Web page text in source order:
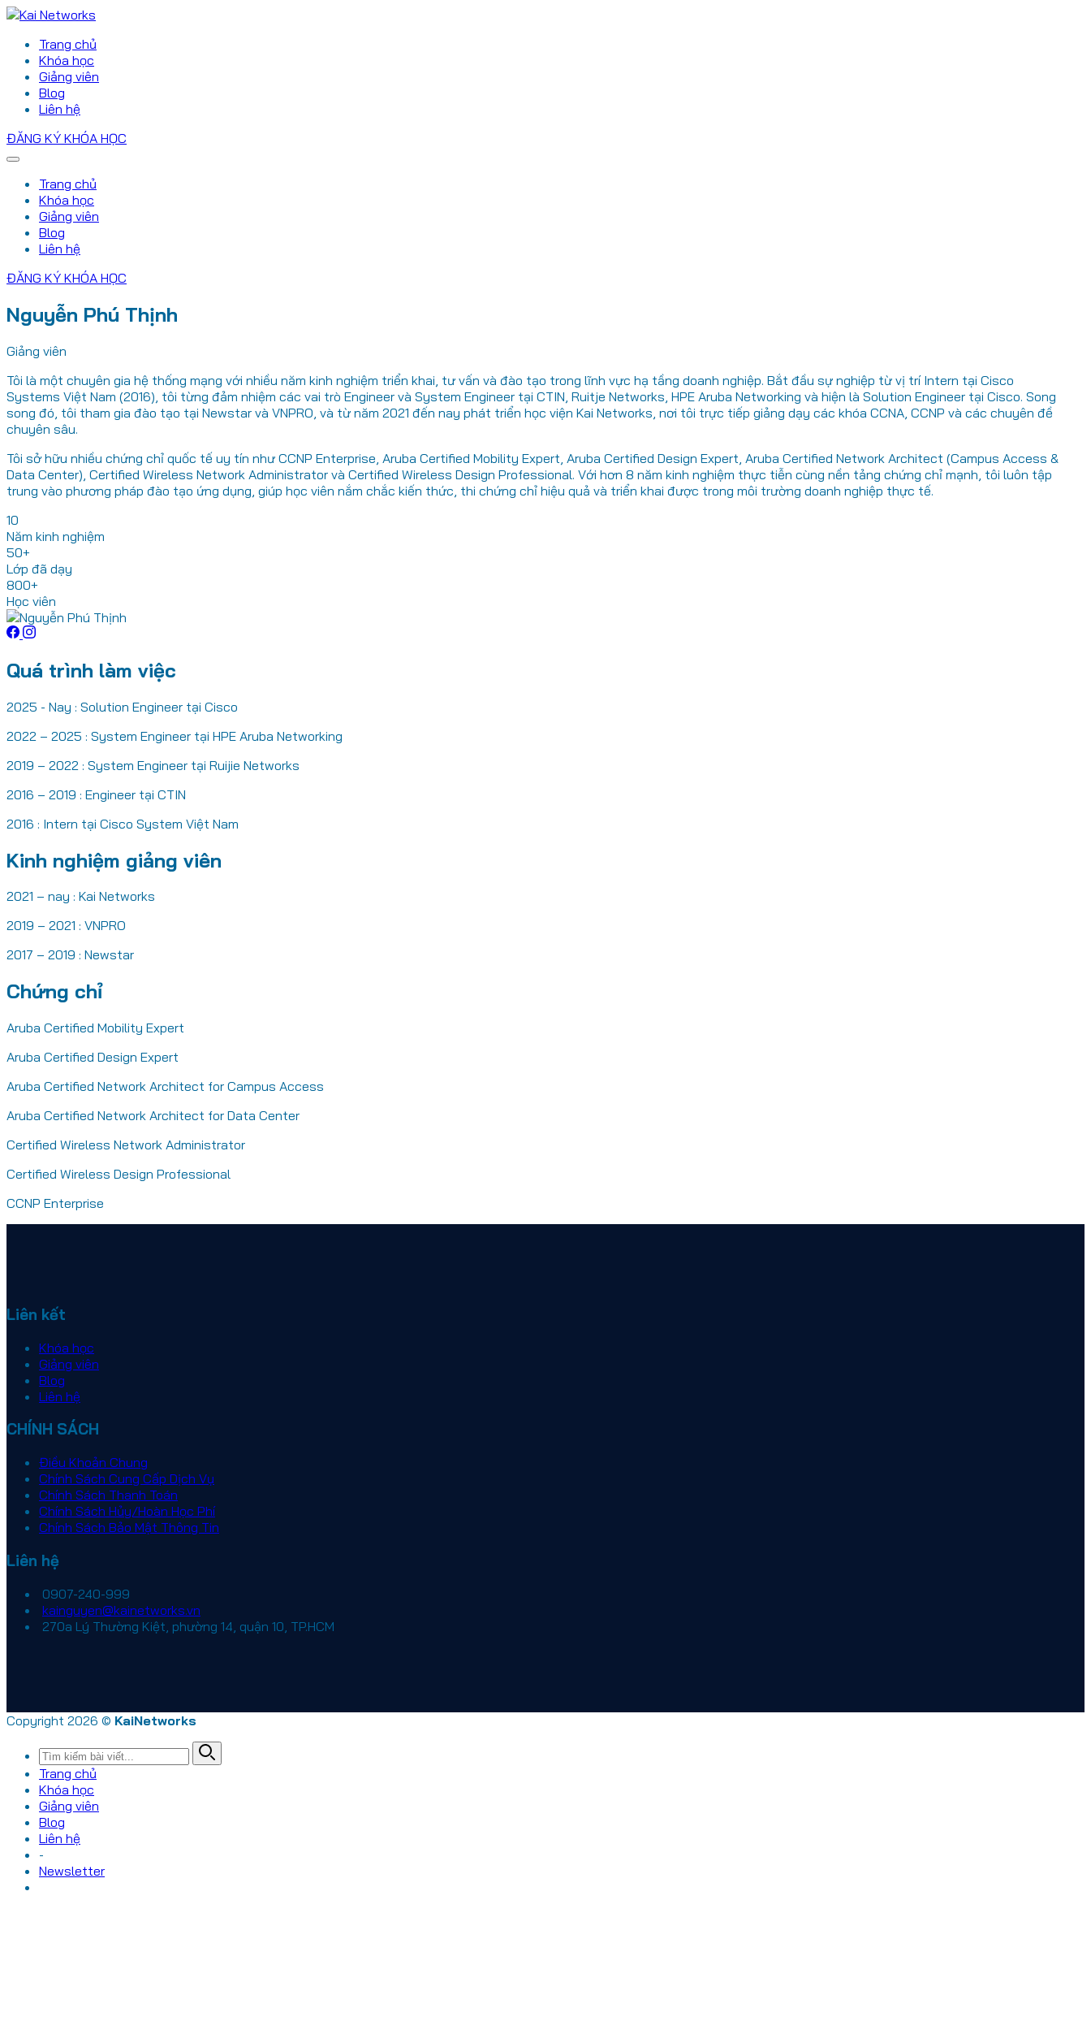
Bỏ
dung
Trang chủ
Khóa học
Giảng viên
Blog
Liên hệ
ĐĂNG KÝ KHÓA HỌC
Trang chủ
Khóa học
Giảng viên
Blog
Liên hệ
ĐĂNG KÝ KHÓA HỌC
Nguyễn Phú Thịnh
Giảng viên
Tôi là một chuyên gia hệ thống mạng với nhiều năm kinh nghiệm triển khai, tư vấn và đào tạo trong lĩnh vực hạ tầng doanh nghiệp. Bắt đầu sự nghiệp từ vị trí Intern tại Cisco
Systems Việt Nam (2016), tôi từng đảm nhiệm các vai trò Engineer và System Engineer tại CTIN, Ruitje Networks, HPE Aruba Networking và hiện là Solution Engineer tại Cisco. Song
song đó, tôi tham gia đào tạo tại Newstar và VNPRO, và từ năm 2021 đến nay phát triển học viện Kai Networks, nơi tôi trực tiếp giảng dạy các khóa CCNA, CCNP và các chuyên đề
chuyên sâu.
Tôi sở hữu nhiều chứng chỉ quốc tế uy tín như CCNP Enterprise, Aruba Certified Mobility Expert, Aruba Certified Design Expert, Aruba Certified Network Architect (Campus Access &
Data Center), Certified Wireless Network Administrator và Certified Wireless Design Professional. Với hơn 8 năm kinh nghiệm thực tiễn cùng nền tảng chứng chỉ mạnh, tôi luôn tập
trung vào phương pháp đào tạo ứng dụng, giúp học viên nắm chắc kiến thức, thi chứng chỉ hiệu quả và triển khai được trong môi trường doanh nghiệp thực tế.
10
Năm kinh nghiệm
50+
Lớp đã dạy
800+
Học viên
Quá trình làm việc
2025 - Nay : Solution Engineer tại Cisco
2022 – 2025 : System Engineer tại HPE Aruba Networking
2019 – 2022 : System Engineer tại Ruijie Networks
2016 – 2019 : Engineer tại CTIN
2016 : Intern tại Cisco System Việt Nam
Kinh nghiệm giảng viên
2021 – nay : Kai Networks
2019 – 2021 : VNPRO
2017 – 2019 : Newstar
Chứng chỉ
Aruba Certified Mobility Expert
Aruba Certified Design Expert
Aruba Certified Network Architect for Campus Access
Aruba Certified Network Architect for Data Center
Certified Wireless Network Administrator
Certified Wireless Design Professional
CCNP Enterprise
Liên kết
Khóa học
Giảng viên
Blog
Liên hệ
CHÍNH SÁCH
Điều Khoản Chung
Chính Sách Cung Cấp Dịch Vụ
Chính Sách Thanh Toán
Chính Sách Hủy/Hoàn Học Phí
Chính Sách Bảo Mật Thông Tin
Liên hệ
0907-240-999
kainguyen@kainetworks.vn
270a Lý Thường Kiệt, phường 14, quận 10, TP.HCM
Copyright 2026 © KaiNetworks
Trang chủ
Khóa học
Giảng viên
Blog
Liên hệ
-
Newsletter